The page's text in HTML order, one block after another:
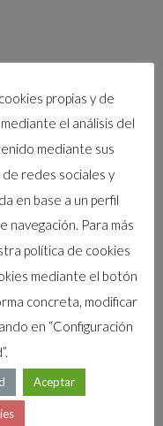
propias y de
el análisis del
mediante sus
redes sociales y
en base a un perfil
navegación. Para más
política de cookies
mediante el botón
concreta, modificar
en “Configuración
Aceptar